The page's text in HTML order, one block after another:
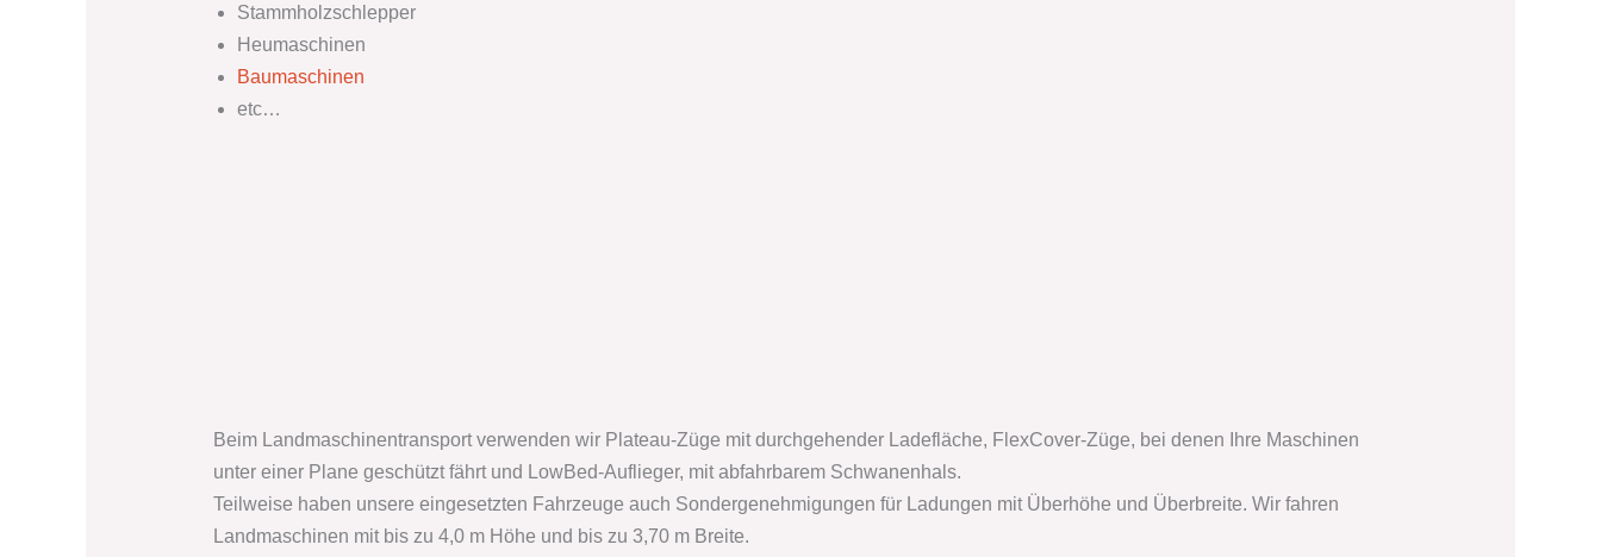
Stammholzschlepper
Heumaschinen
Baumaschinen
etc…
Beim Landmaschinentransport verwenden wir Plateau-Züge mit durchgehender Ladefläche, FlexCover-Züge, bei denen Ihre Maschinen
unter einer Plane geschützt fährt und LowBed-Auflieger, mit abfahrbarem Schwanenhals.
Teilweise haben unsere eingesetzten Fahrzeuge auch Sondergenehmigungen für Ladungen mit Überhöhe und Überbreite. Wir fahren
Landmaschinen mit bis zu 4,0 m Höhe und bis zu 3,70 m Breite.